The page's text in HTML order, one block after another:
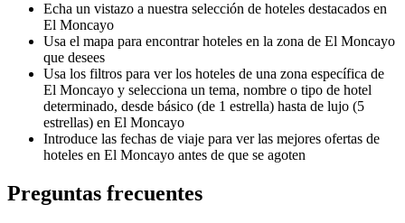
Echa un vistazo a nuestra selección de hoteles destacados en
El Moncayo
Usa el mapa para encontrar hoteles en la zona de El Moncayo
que desees
Usa los filtros para ver los hoteles de una zona específica de
El Moncayo y selecciona un tema, nombre o tipo de hotel
determinado, desde básico (de 1 estrella) hasta de lujo (5
estrellas) en El Moncayo
Introduce las fechas de viaje para ver las mejores ofertas de
hoteles en El Moncayo antes de que se agoten
Preguntas frecuentes